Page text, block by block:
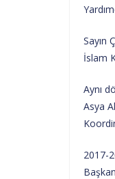
Sayın
İslam
Aynı
Asya
2017-